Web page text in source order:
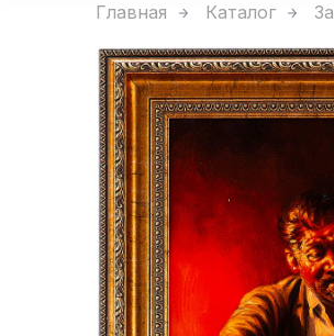
Главная Каталог